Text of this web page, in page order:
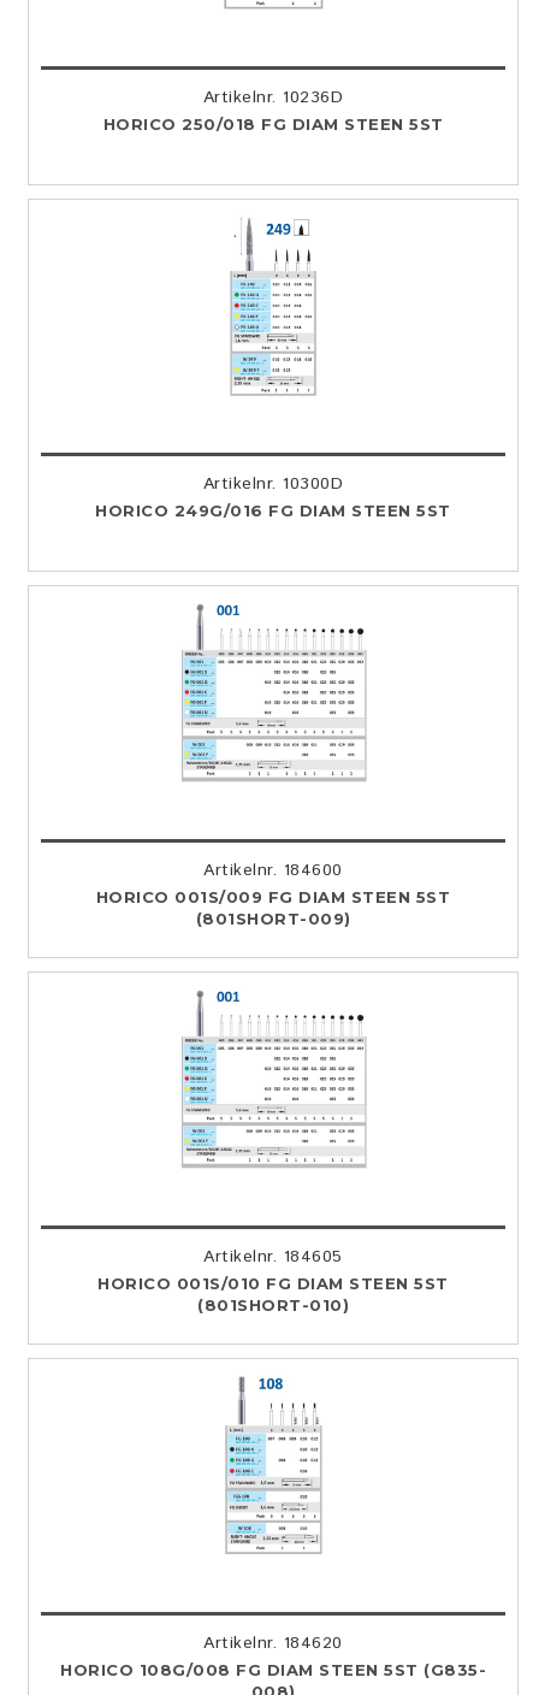
Artikelnr. 10236D
HORICO 250/018 FG DIAM STEEN 5ST
Artikelnr. 10300D
HORICO 249G/016 FG DIAM STEEN 5ST
Artikelnr. 184600
HORICO 001S/009 FG DIAM STEEN 5ST
(801SHORT-009)
Artikelnr. 184605
HORICO 001S/010 FG DIAM STEEN 5ST
(801SHORT-010)
Artikelnr. 184620
HORICO 108G/008 FG DIAM STEEN 5ST (G835-